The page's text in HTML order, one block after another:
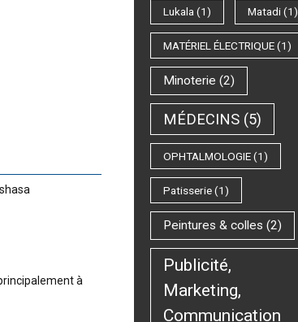
à
Lukala (1) Matadi(1)
MATÉRIEL ÉLECTRIQUE(1)
Minoterie (2)
MÉDECINS (5)
OPHTALMOLOGIE(1)
Patisserie(1)
Peintures & colles (2)
Publicité,
Marketing,
Communication